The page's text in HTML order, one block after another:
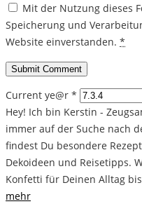
Mit der Nutzung dieses
Speicherung und
Website einverstanden. *
Current ye@r *
Hey! Ich bin Kerstin -
immer auf der Suche nach
findest Du besondere
Dekoideen und Reisetipps.
Konfetti für Deinen Alltag
mehr